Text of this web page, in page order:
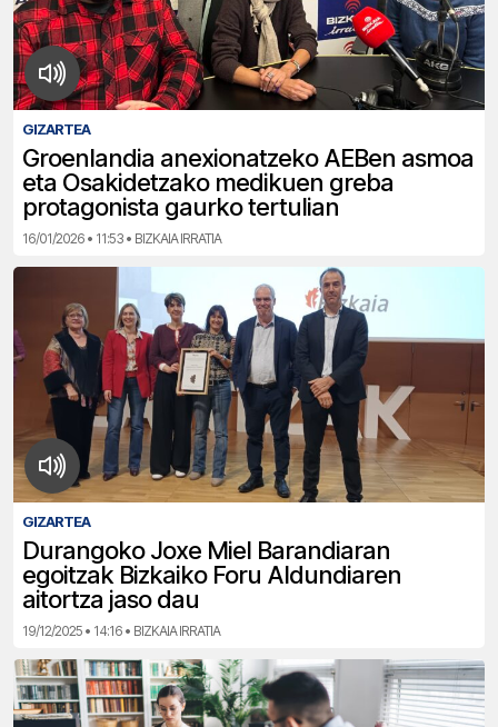
GIZARTEA
Groenlandia anexionatzeko AEBen asmoa
eta Osakidetzako medikuen greba
protagonista gaurko tertulian
16/01/2026 • 11:53 • BIZKAIA IRRATIA
GIZARTEA
Durangoko Joxe Miel Barandiaran
egoitzak Bizkaiko Foru Aldundiaren
aitortza jaso dau
19/12/2025 • 14:16 • BIZKAIA IRRATIA